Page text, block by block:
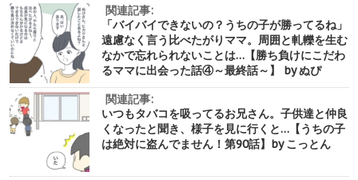
関連記事:
「バイバイできないの？うちの子が勝ってるね」
遠慮なく言う比べたがりママ。周囲と軋轢を生む
なかで忘れられないことは…【勝ち負けにこだわ
るママに出会った話④～最終話～】 by ぬぴ
関連記事:
いつもタバコを吸ってるお兄さん。子供達と仲良
くなったと聞き、様子を見に行くと…【うちの子
は絶対に盗んでません！第90話】by こっとん